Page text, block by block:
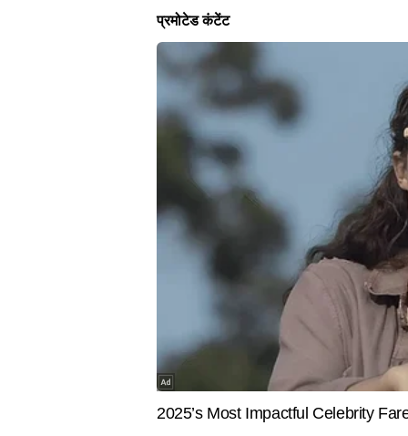
हिस्सा है। इस कदम का उद्देश्य नागरिक कानूनों में
लिव-इन रिलेशनशिप
संपत्ति नियम
विवाह का अनिवार्य पंजीकरण
लेटेस्ट न्यूज
बारिश की फुहार संग स्ट्रीट स्टाइल पाव
भाजी का स्वाद अब घर पर! इंफ्लुएंसर
Neha Bisht की आसान रेसिपी हुई वायरल
हो गई थी'-
इमोशनल
AUTHOR
रवि वैश्य टाइम्स नाउ नवभारत
व्यापक अनुभव हासिल है। खबरों की
में रिपोर्टिंग और डेस्क—दोनों
ताजातरीन अपडेट्स, ब्रेकिंग न्यूज,